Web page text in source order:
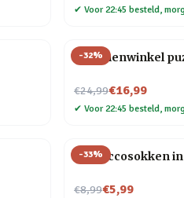
✔ Voor 22:45 besteld,
-32%
Bloemenwinkel
€24,99
Nu voor€16,99
✔ Voor 22:45 besteld,
-33%
Proseccosokken
€8,99
Nu voor€5,99